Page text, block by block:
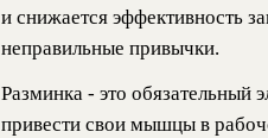
и снижается эффективность
неправильные привычки.
Разминка - это обязательный
привести свои мышцы в